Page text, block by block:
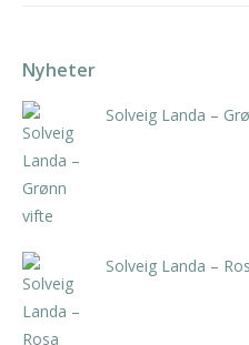
Nyheter
Solveig Landa –
Solveig Landa –